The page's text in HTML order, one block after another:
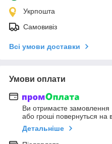
Укрпошта
Самовивіз
Всі умови доставки
Умови оплати
Ви отримаєте замовлення
або гроші повернуться на
Детальніше